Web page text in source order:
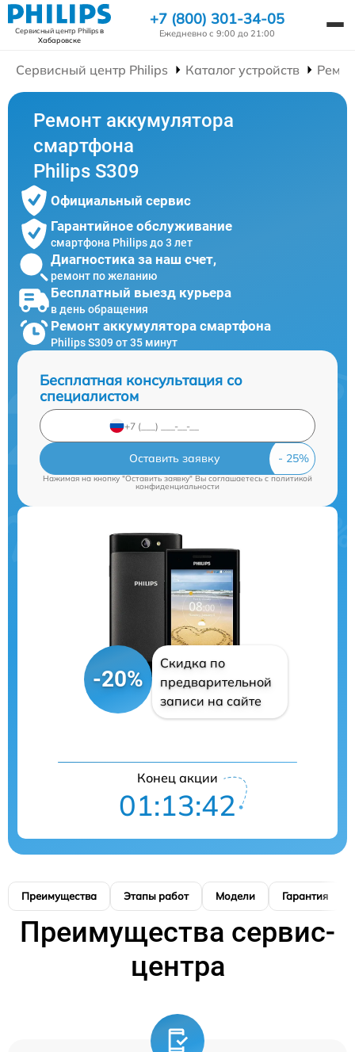
Сервисный центр Philipsв
Хабаровске
+7 (800) 301-34-05
Ежедневно с 9:00 до 21:00
Сервисный центр Philips Каталог устройств
Ремонт аккумулятора
смартфона
Philips S309
Официальный сервис
Гарантийное обслуживание
смартфона Philips до 3 лет
Диагностика за наш счет,
ремонт по желанию
Бесплатный выезд курьера
в день обращения
Ремонт аккумулятора смартфона
Philips S309 от 35 минут
Бесплатная консультация со
специалистом
Оставить заявку
Нажимая на кнопку "Оставить заявку" Вы соглашаетесь c политикой
конфиденциальности
-20%
Скидка по
предварительной
записи на сайте
Конец акции
01:13:41
Преимущества Этапы работ Модели Гарантия
Преимущества сервис-
центра